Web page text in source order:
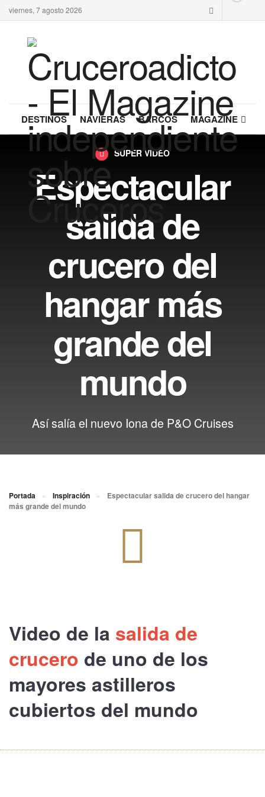
viernes, 7 agosto 2026
DESTINOS NAVIERAS BARCOS MAGAZINE
SÚPER VÍDEO
Espectacular
salida de
crucero del
hangar más
grande del
mundo
Así salía el nuevo Iona de P&O Cruises
Portada » Inspiración »
Espectacular salida de crucero del hangar
más grande del mundo
Video de la salida de
crucero de uno de los
mayores astilleros
cubiertos del mundo